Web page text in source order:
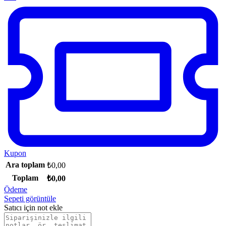
Kupon
Ara toplam ₺0,00
Toplam
₺0,00
Ödeme
Sepeti görüntüle
Satıcı için not ekle